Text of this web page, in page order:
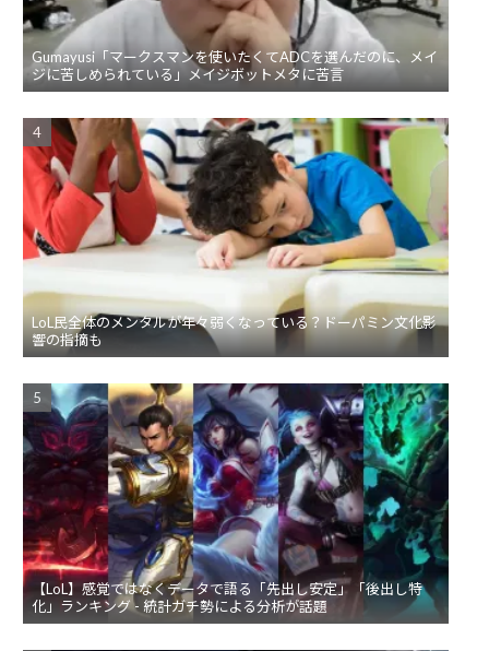
Gumayusi「マークスマンを使いたくてADCを選んだのに、メイ
ジに苦しめられている」メイジボットメタに苦言
LoL民全体のメンタルが年々弱くなっている？ドーパミン文化影
響の指摘も
【LoL】感覚ではなくデータで語る「先出し安定」「後出し特
化」ランキング - 統計ガチ勢による分析が話題